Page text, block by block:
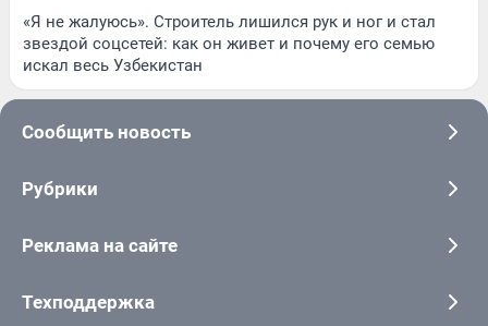
«Я не жалуюсь». Строитель лишился рук и ног и стал
звездой соцсетей: как он живет и почему его семью
искал весь Узбекистан
Сообщить новость
Рубрики
Реклама на сайте
Техподдержка